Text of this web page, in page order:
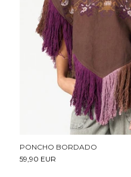
PONCHO BORDADO
59,90 EUR